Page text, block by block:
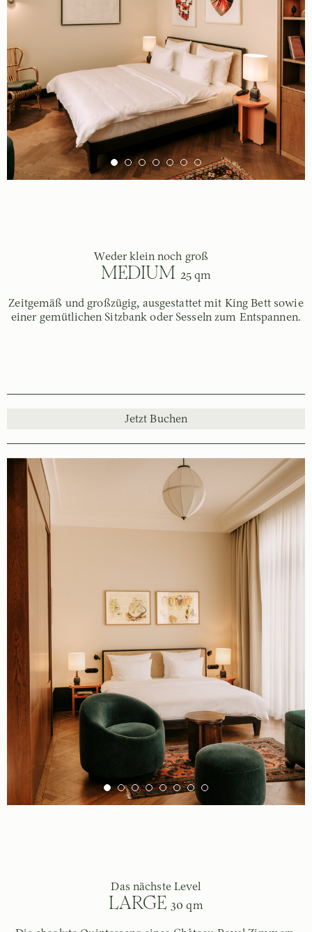
Weder klein noch groß
MEDIUM 25 qm
Zeitgemäß und großzügig, ausgestattet mit King Bett sowie
einer gemütlichen Sitzbank oder Sesseln zum Entspannen.
Jetzt Buchen
Das nächste Level
LARGE30 qm